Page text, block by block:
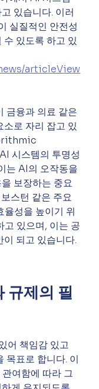
있습니다. 이러
실질적인 안전성
있도록 하고 있
articleView
금융과 의료 같은
로 자리 잡고 있
시스템의 투명성
는 AI의 오작동을
보장하는 중요
스턴 같은 주요
율성을 높이기 위
있으며, 이는 공
되고 있습니다.
제의 필
어 책임감 있고
목표로 합니다. 이
여함에 따라 그